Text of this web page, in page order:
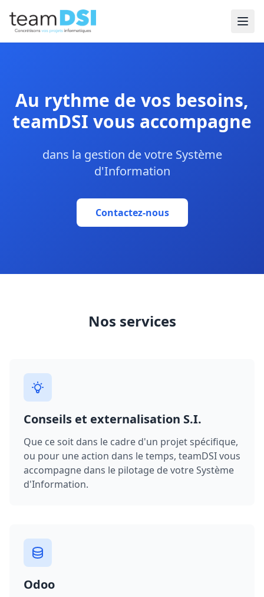
Au rythme de vos besoins,
teamDSI vous accompagne
dans la gestion de votre Système
d'Information
Contactez-nous
Nos services
Conseils et externalisation S.I.
Que ce soit dans le cadre d'un projet spécifique,
ou pour une action dans le temps, teamDSI vous
accompagne dans le pilotage de votre Système
d'Information.
Odoo